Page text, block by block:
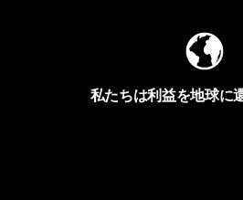
私たちは利益を地球に